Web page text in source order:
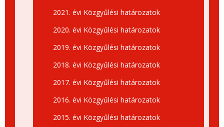
2021. évi Közgyűlési határozatok
2020. évi Közgyűlési határozatok
2019. évi Közgyűlési határozatok
2018. évi Közgyűlési határozatok
2017. évi Közgyűlési határozatok
2016. évi Közgyűlési határozatok
2015. évi Közgyűlési határozatok